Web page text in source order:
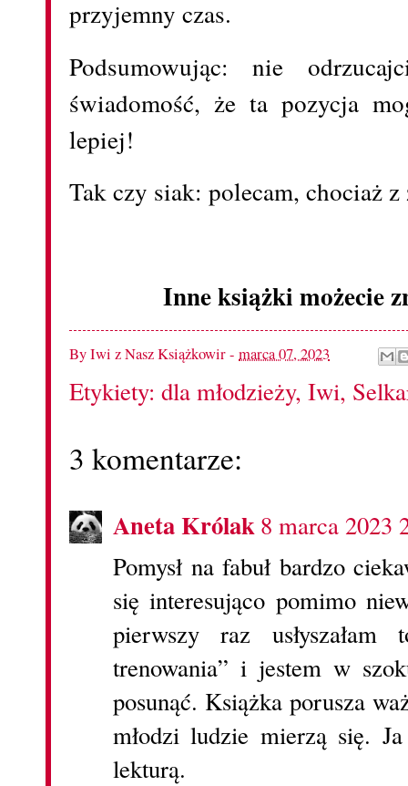
przyjemny czas.
Podsumowując: nie
świadomość, że ta pozycja
lepiej!
Tak czy siak: polecam, chociaż
Inne książki możecie
ByIwi z Nasz Książkowir- marca 07, 2023
Etykiety: dla młodzieży, Iwi,
3 komentarze:
Aneta Królak8 marca 2023
Pomysł na fabuł bardzo
się interesująco pomimo
pierwszy raz
trenowania” i jestem w
posunąć. Książka porusza
młodzi ludzie mierzą się.
lekturą.